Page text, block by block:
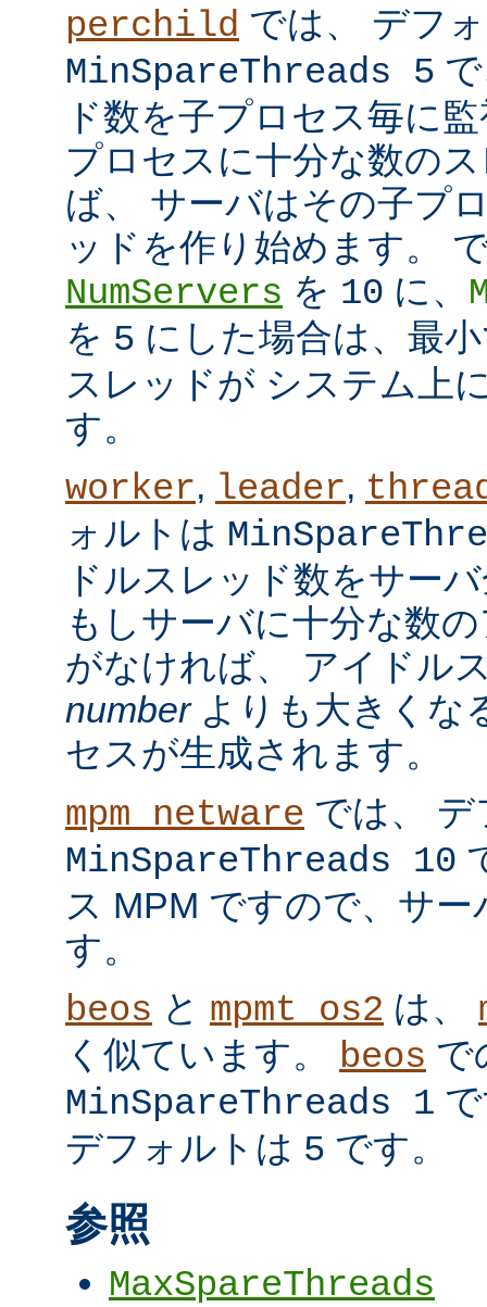
perchild では、 デフ
MinSpareThreads 5
ド数を子プロセス毎に
プロセスに十分な数の
ば、 サーバはその子プ
ッドを作り始めます。
NumServers を 10 に、
を 5 にした場合は、最
スレッドが システム上
す。
worker, leader,
ォルトは
ドルスレッド数をサー
もしサーバに十分な数
がなければ、 アイドル
numberよりも大きくな
セスが生成されます。
mpm_netware では、
MinSpareThreads 10
ス MPM ですので、サ
す。
beos と mpmt_os2 は、
く似ています。 beos で
MinSpareThreads 1
デフォルトは 5 です。
参照
MaxSpareThreads